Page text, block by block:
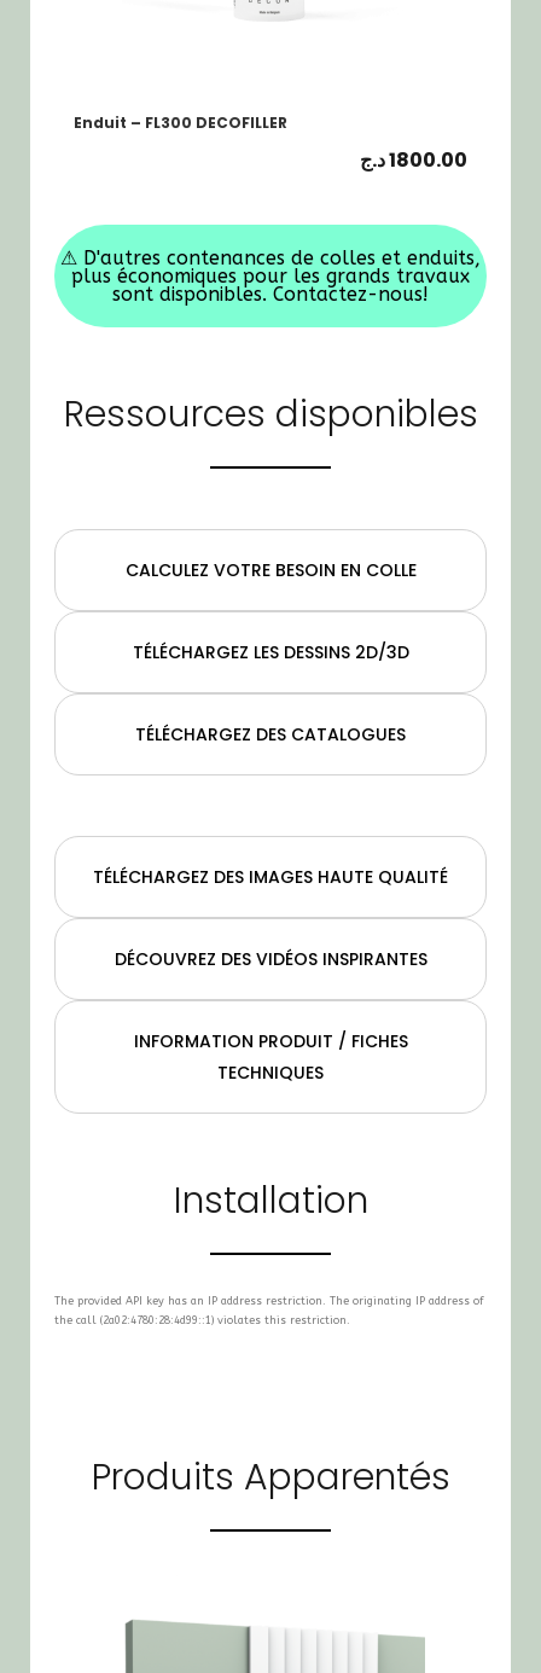
Enduit – FL300 DECOFILLER
1800.00د.ج
⚠ D'autres contenances de colles et enduits,
plus économiques pour les grands travaux
sont disponibles. Contactez-nous!
Ressources disponibles
CALCULEZ VOTRE BESOIN EN COLLE
TÉLÉCHARGEZ LES DESSINS 2D/3D
TÉLÉCHARGEZ DES CATALOGUES
TÉLÉCHARGEZ DES IMAGES HAUTE QUALITÉ
DÉCOUVREZ DES VIDÉOS INSPIRANTES
INFORMATION PRODUIT / FICHES
TECHNIQUES
Installation
The provided API key has an IP address restriction. The originating IP address of
the call (2a02:4780:28:4d99::1) violates this restriction.
Produits Apparentés